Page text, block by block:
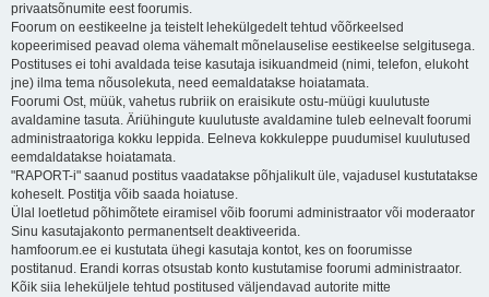
privaatsõnumite eest foorumis.
Foorum on eestikeelne ja teistelt lehekülgedelt tehtud võõrkeelsed
kopeerimised peavad olema vähemalt mõnelauselise eestikeelse selgitusega.
Postituses ei tohi avaldada teise kasutaja isikuandmeid (nimi, telefon, elukoht
jne) ilma tema nõusolekuta, need eemaldatakse hoiatamata.
Foorumi Ost, müük, vahetus rubriik on eraisikute ostu-müügi kuulutuste
avaldamine tasuta. Äriühingute kuulutuste avaldamine tuleb eelnevalt foorumi
administraatoriga kokku leppida. Eelneva kokkuleppe puudumisel kuulutused
eemdaldatakse hoiatamata.
"RAPORT-i" saanud postitus vaadatakse põhjalikult üle, vajadusel kustutatakse
koheselt. Postitja võib saada hoiatuse.
Ülal loetletud põhimõtete eiramisel võib foorumi administraator või moderaator
Sinu kasutajakonto permanentselt deaktiveerida.
hamfoorum.ee ei kustutata ühegi kasutaja kontot, kes on foorumisse
postitanud. Erandi korras otsustab konto kustutamise foorumi administraator.
Kõik siia leheküljele tehtud postitused väljendavad autorite mitte